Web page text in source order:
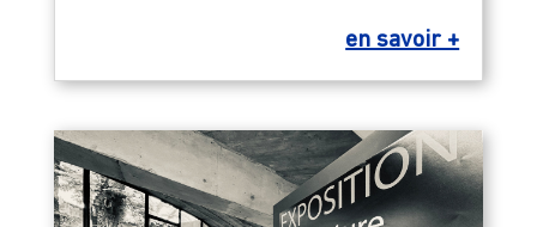
en savoir +